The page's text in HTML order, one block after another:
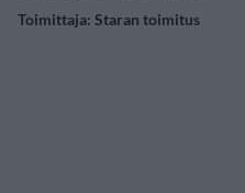
Toimittaja: Staran toimitus